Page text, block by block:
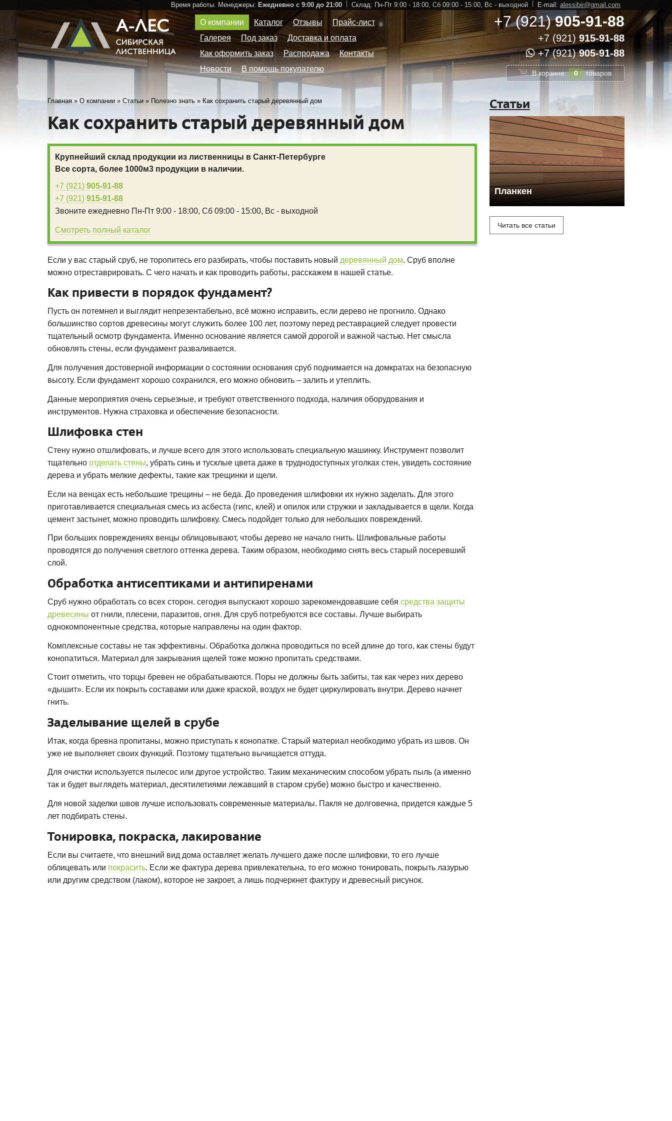
Время работы. Менеджеры: Ежедневно с 9:00 до 21:00 Склад: Пн-Пт 9:00 - 18:00, Сб 09:00 - 15:00, Вс - выходной E-mail: alessibir@gmail.com
О компании Каталог Отзывы
Прайс-лист
Галерея
Под заказ
Доставка и оплата
Как оформить заказ
Распродажа
Контакты
Новости
В помощь покупателю
+7 (921)905-91-88
+7 (921)915-91-88
+7 (921)905-91-88
В корзине: 0 товаров
Главная » О компании » Статьи » Полезно знать » Как сохранить старый деревянный дом
Как сохранить старый деревянный дом
Крупнейший склад продукции из лиственницы в Санкт-Петербурге
Все сорта, более 1000м3 продукции в наличии.
+7 (921) 905-91-88
+7 (921) 915-91-88
Звоните ежедневно Пн-Пт 9:00 - 18:00, Сб 09:00 - 15:00, Вс - выходной
Смотреть полный каталог
Если у вас старый сруб, не торопитесь его разбирать, чтобы поставить новый деревянный дом. Сруб вполне
можно отреставрировать. С чего начать и как проводить работы, расскажем в нашей статье.
Как привести в порядок фундамент?
Пусть он потемнел и выглядит непрезентабельно, всё можно исправить, если дерево не прогнило. Однако
большинство сортов древесины могут служить более 100 лет, поэтому перед реставрацией следует провести
тщательный осмотр фундамента. Именно основание является самой дорогой и важной частью. Нет смысла
обновлять стены, если фундамент разваливается.
Для получения достоверной информации о состоянии основания сруб поднимается на домкратах на безопасную
высоту. Если фундамент хорошо сохранился, его можно обновить – залить и утеплить.
Данные мероприятия очень серьезные, и требуют ответственного подхода, наличия оборудования и
инструментов. Нужна страховка и обеспечение безопасности.
Шлифовка стен
Стену нужно отшлифовать, и лучше всего для этого использовать специальную машинку. Инструмент позволит
тщательно отделать стены, убрать синь и тусклые цвета даже в труднодоступных уголках стен, увидеть состояние
дерева и убрать мелкие дефекты, такие как трещинки и щели.
Если на венцах есть небольшие трещины – не беда. До проведения шлифовки их нужно заделать. Для этого
приготавливается специальная смесь из асбеста (гипс, клей) и опилок или стружки и закладывается в щели. Когда
цемент застынет, можно проводить шлифовку. Смесь подойдет только для небольших повреждений.
При больших повреждениях венцы облицовывают, чтобы дерево не начало гнить. Шлифовальные работы
проводятся до получения светлого оттенка дерева. Таким образом, необходимо снять весь старый посеревший
слой.
Обработка антисептиками и антипиренами
Сруб нужно обработать со всех сторон. сегодня выпускают хорошо зарекомендовавшие себя средства защиты
древесины от гнили, плесени, паразитов, огня. Для сруб потребуются все составы. Лучше выбирать
однокомпонентные средства, которые направлены на один фактор.
Комплексные составы не так эффективны. Обработка должна проводиться по всей длине до того, как стены будут
конопатиться. Материал для закрывания щелей тоже можно пропитать средствами.
Стоит отметить, что торцы бревен не обрабатываются. Поры не должны быть забиты, так как через них дерево
«дышит». Если их покрыть составами или даже краской, воздух не будет циркулировать внутри. Дерево начнет
гнить.
Заделывание щелей в срубе
Итак, когда бревна пропитаны, можно приступать к конопатке. Старый материал необходимо убрать из швов. Он
уже не выполняет своих функций. Поэтому тщательно вычищается оттуда.
Для очистки используется пылесос или другое устройство. Таким механическим способом убрать пыль (а именно
так и будет выглядеть материал, десятилетиями лежавший в старом срубе) можно быстро и качественно.
Для новой заделки швов лучше использовать современные материалы. Пакля не долговечна, придется каждые 5
лет подбирать стены.
Тонировка, покраска, лакирование
Если вы считаете, что внешний вид дома оставляет желать лучшего даже после шлифовки, то его лучше
облицевать или покрасить. Если же фактура дерева привлекательна, то его можно тонировать, покрыть лазурью
или другим средством (лаком), которое не закроет, а лишь подчеркнет фактуру и древесный рисунок.
Статьи
Планкен
Читать все статьи